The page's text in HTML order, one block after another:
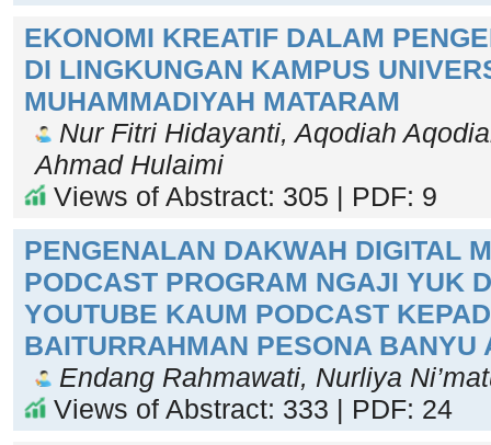
EKONOMI KREATIF DALAM
DI LINGKUNGAN KAMPUS
MUHAMMADIYAH MATARAM
Nur Fitri Hidayanti, Aqodiah
Ahmad Hulaimi
Views of Abstract: 305 | PDF: 9
PENGENALAN DAKWAH DIGITAL
PODCAST PROGRAM NGAJI YUK
YOUTUBE KAUM PODCAST
BAITURRAHMAN PESONA BANYU
Endang Rahmawati, Nurliya
Views of Abstract: 333 | PDF: 24